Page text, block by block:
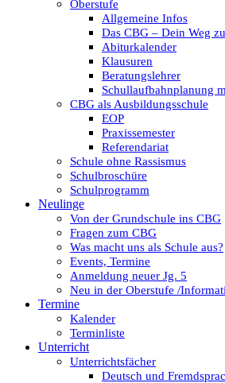
Oberstufe
Allgemeine Infos
Das CBG – Dein Weg
Abiturkalender
Klausuren
Beratungslehrer
Schullaufbahnplanung
CBG als Ausbildungsschule
EOP
Praxissemester
Referendariat
Schule ohne Rassismus
Schulbroschüre
Schulprogramm
Neulinge
Von der Grundschule ins CBG
Fragen zum CBG
Was macht uns als Schule aus?
Events, Termine
Anmeldung neuer Jg. 5
Neu in der Oberstufe /
Termine
Kalender
Terminliste
Unterricht
Unterrichtsfächer
Deutsch und